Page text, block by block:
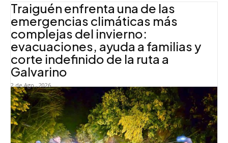
Traiguén enfrenta una de las
emergencias climáticas más
complejas del invierno:
evacuaciones, ayuda a familias y
corte indefinido de la ruta a
Galvarino
2 de Ago , 2026